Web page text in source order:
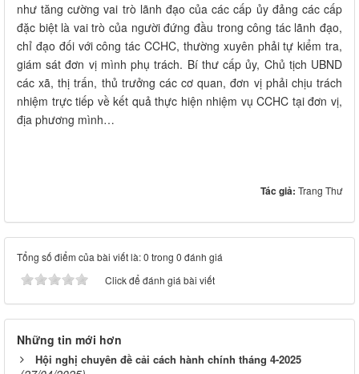
như tăng cường vai trò lãnh đạo của các cấp ủy đảng các cấp
đặc biệt là vai trò của người đứng đầu trong công tác lãnh đạo,
chỉ đạo đối với công tác CCHC, thường xuyên phải tự kiểm tra,
giám sát đơn vị mình phụ trách. Bí thư cấp ủy, Chủ tịch UBND
các xã, thị trấn, thủ trưởng các cơ quan, đơn vị phải chịu trách
nhiệm trực tiếp về kết quả thực hiện nhiệm vụ CCHC tại đơn vị,
địa phương mình…​
Tác giả: Trang Thư
Tổng số điểm của bài viết là: 0 trong 0 đánh giá
Click để đánh giá bài viết
Những tin mới hơn
Hội nghị chuyên đề cải cách hành chính tháng 4-2025